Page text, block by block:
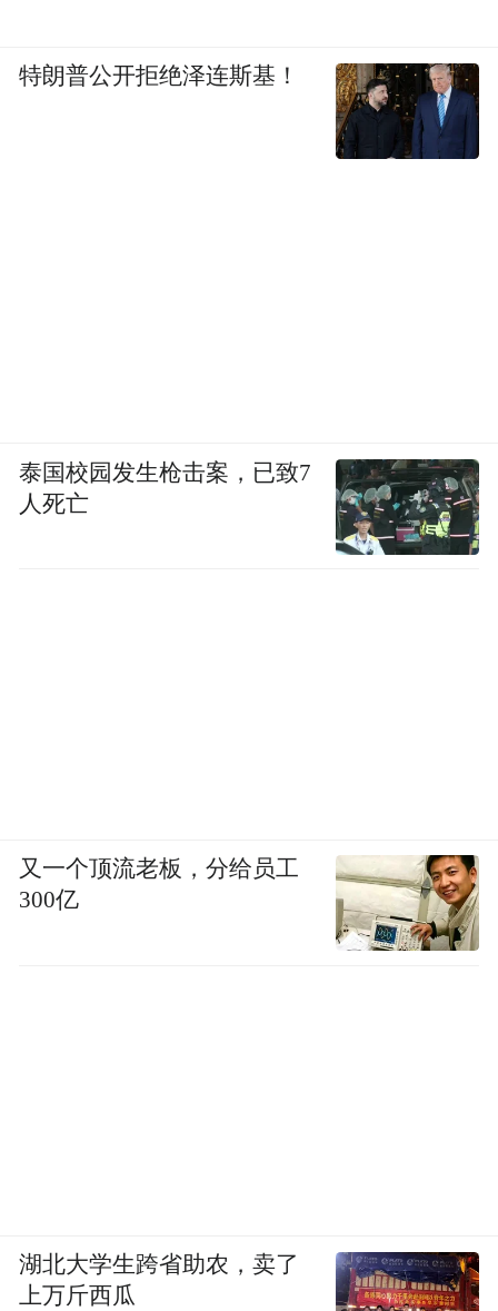
特朗普公开拒绝泽连斯基！
泰国校园发生枪击案，已致7
人死亡
又一个顶流老板，分给员工
300亿
湖北大学生跨省助农，卖了
上万斤西瓜